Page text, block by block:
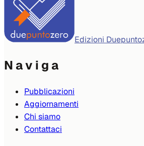
Edizioni
Naviga
Pubblicazioni
Aggiornamenti
Chi siamo
Contattaci